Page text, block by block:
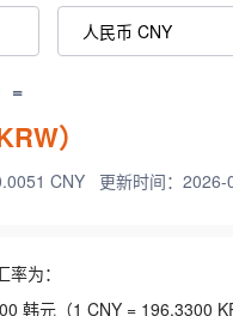
=
）
CNY 更新时间：
为：
韩元（1 CNY = 196.3300